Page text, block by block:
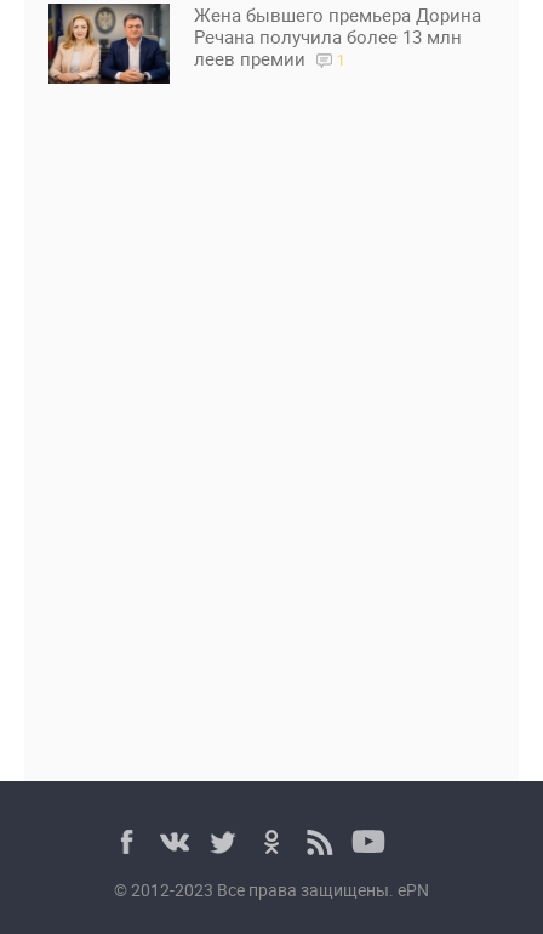
Жена бывшего премьера Дорина
Речана получила более 13 млн
леев премии
1
© 2012-2023 Все права защищены. ePN